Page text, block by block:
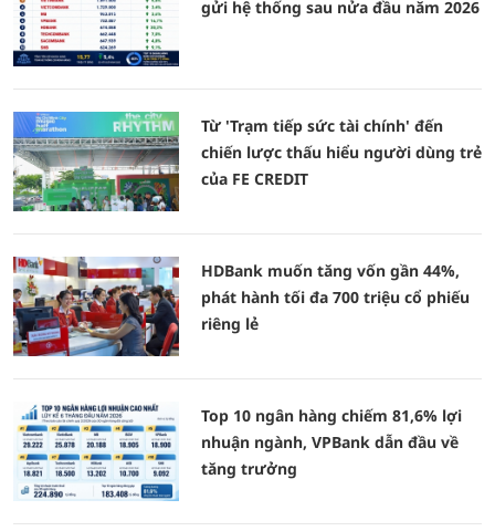
gửi hệ thống sau nửa đầu năm 2026
Từ 'Trạm tiếp sức tài chính' đến
chiến lược thấu hiểu người dùng trẻ
của FE CREDIT
HDBank muốn tăng vốn gần 44%,
phát hành tối đa 700 triệu cổ phiếu
riêng lẻ
Top 10 ngân hàng chiếm 81,6% lợi
nhuận ngành, VPBank dẫn đầu về
tăng trưởng